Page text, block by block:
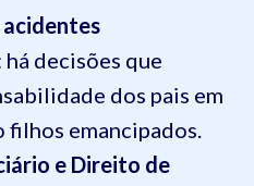
há decisões que
dos pais em
emancipados.
e Direito de